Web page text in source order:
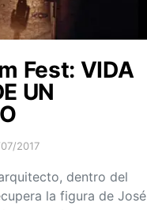
Fest: VIDA
UN
2017
dentro del
la figura de José